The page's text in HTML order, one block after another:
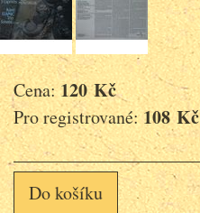
Cena:120 Kč
Pro registrované:108 Kč
Do košíku